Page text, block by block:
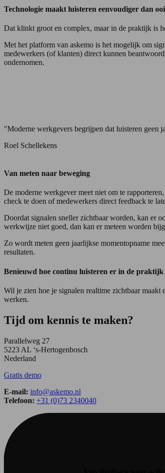
Technologie maakt luisteren eenvoudiger dan
Dat klinkt groot en complex, maar in de praktijk is
Met het platform van askemo is het mogelijk om
medewerkers (of klanten) direct kunnen
ondernomen.
"Moderne werkgevers begrijpen dat luisteren geen
Roel Schellekens
Van meten naar beweging
De moderne werkgever meet niet om te
check te doen of medewerkers direct feedback te
Doordat signalen sneller zichtbaar worden, kan er
werkwijze niet goed, dan kan er meteen worden
Zo wordt meten geen jaarlijkse momentopname
resultaten.
Benieuwd hoe continu luisteren er in de praktijk
Wil je zien hoe je signalen realtime zichtbaar
werken.
Tijd om kennis te maken?
Parallelweg 27
5223 AL ‘s-Hertogenbosch
Nederland
Gratis demo
E-mail: info@askemo.nl
Telefoon: +31 (0)73 2340040